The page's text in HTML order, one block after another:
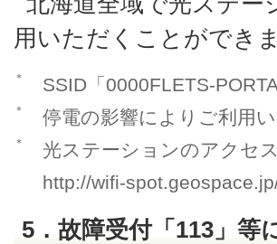
用いただくことができま
＊ SSID「0000FLETS-
＊ 停電の影響によりご利用
＊
光ステーションのアクセ
http://wifi-
5．故障受付「113」等